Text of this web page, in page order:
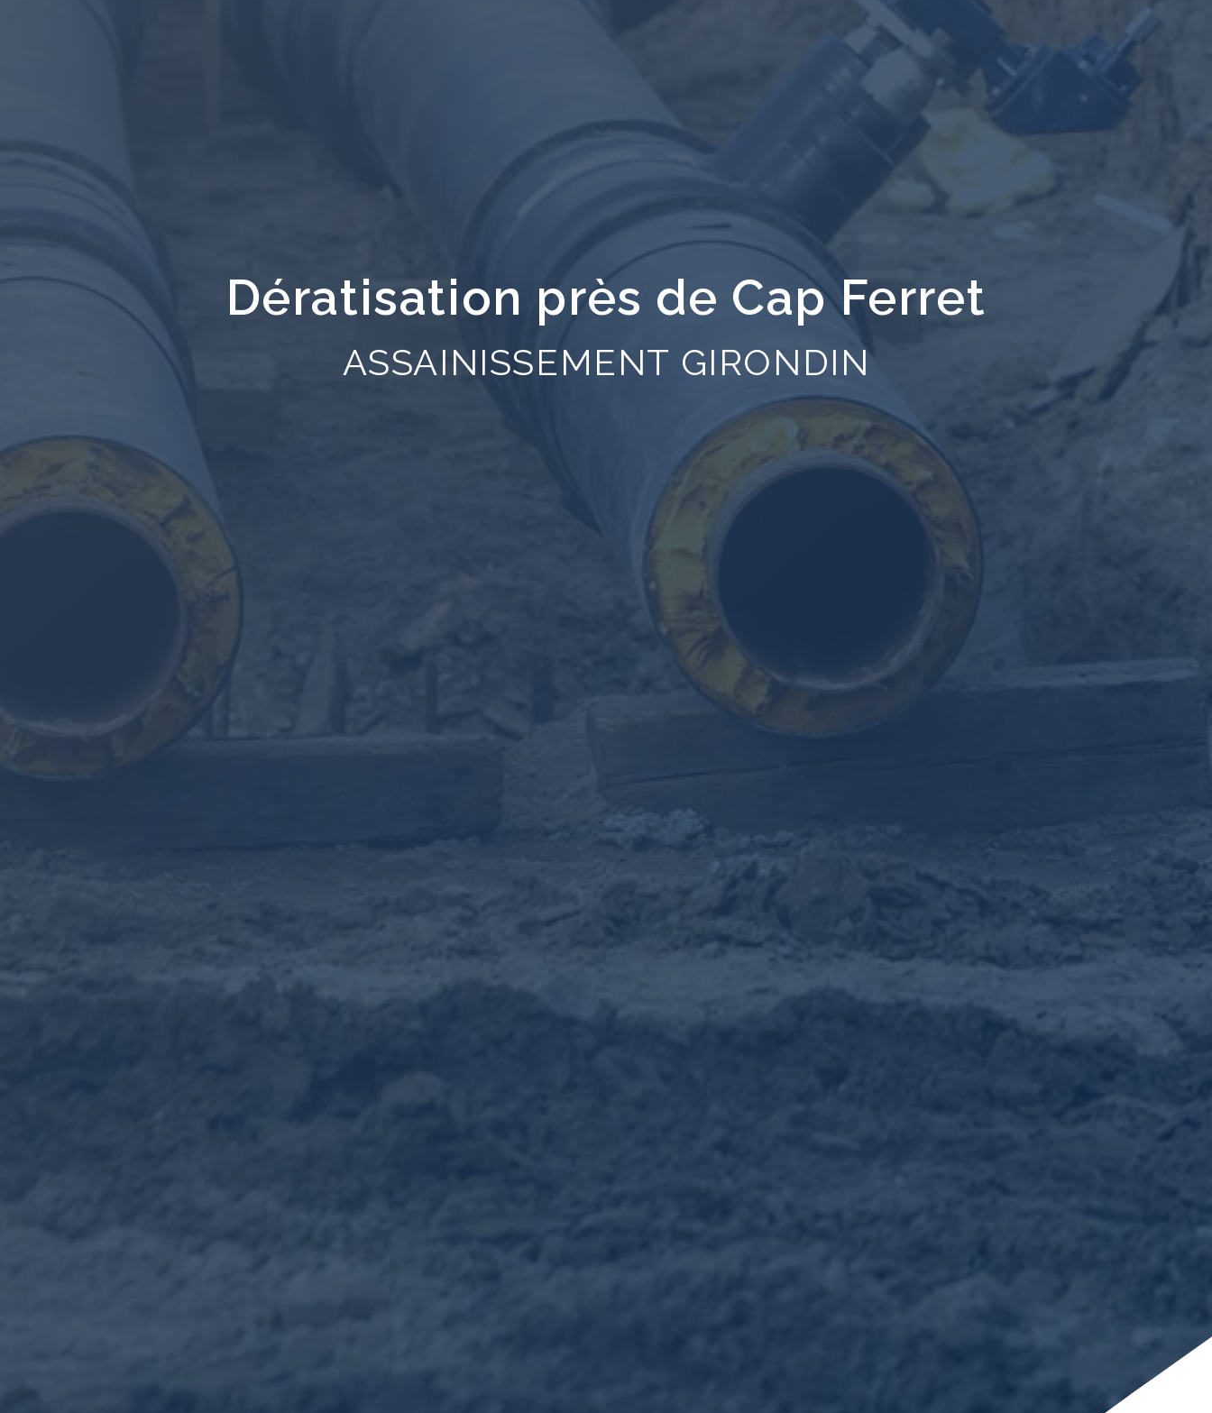
Dératisation près de Cap Ferret
ASSAINISSEMENT GIRONDIN